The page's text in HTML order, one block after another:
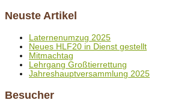
Neuste Artikel
Laternenumzug 2025
Neues HLF20 in Dienst gestellt
Mitmachtag
Lehrgang Großtierrettung
Jahreshauptversammlung 2025
Besucher